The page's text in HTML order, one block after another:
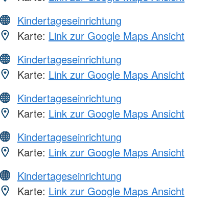
Kindertageseinrichtung
Karte: Link zur Google Maps Ansicht
Kindertageseinrichtung
Karte: Link zur Google Maps Ansicht
Kindertageseinrichtung
Karte: Link zur Google Maps Ansicht
Kindertageseinrichtung
Karte: Link zur Google Maps Ansicht
Kindertageseinrichtung
Karte: Link zur Google Maps Ansicht